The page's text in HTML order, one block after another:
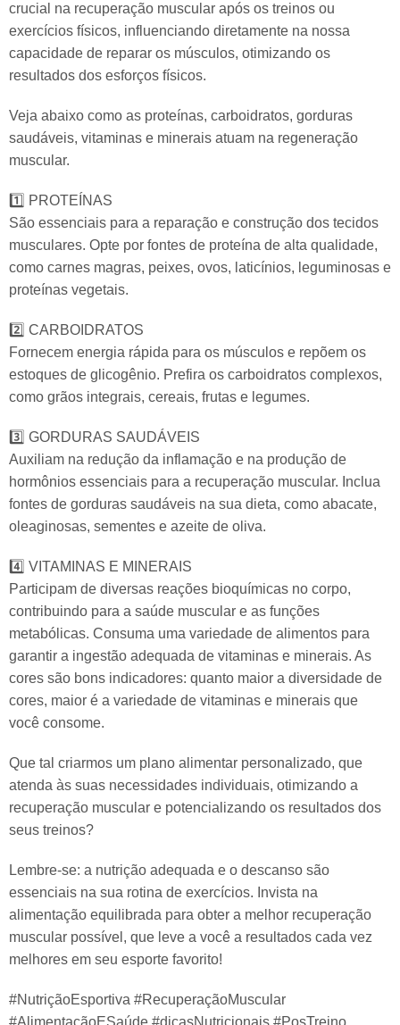
crucial na recuperação muscular após os treinos ou
exercícios físicos, influenciando diretamente na nossa
capacidade de reparar os músculos, otimizando os
resultados dos esforços físicos.
Veja abaixo como as proteínas, carboidratos, gorduras
saudáveis, vitaminas e minerais atuam na regeneração
muscular.
1️⃣ PROTEÍNAS
São essenciais para a reparação e construção dos tecidos
musculares. Opte por fontes de proteína de alta qualidade,
como carnes magras, peixes, ovos, laticínios, leguminosas e
proteínas vegetais.
2️⃣ CARBOIDRATOS
Fornecem energia rápida para os músculos e repõem os
estoques de glicogênio. Prefira os carboidratos complexos,
como grãos integrais, cereais, frutas e legumes.
3️⃣ GORDURAS SAUDÁVEIS
Auxiliam na redução da inflamação e na produção de
hormônios essenciais para a recuperação muscular. Inclua
fontes de gorduras saudáveis na sua dieta, como abacate,
oleaginosas, sementes e azeite de oliva.
4️⃣ VITAMINAS E MINERAIS
Participam de diversas reações bioquímicas no corpo,
contribuindo para a saúde muscular e as funções
metabólicas. Consuma uma variedade de alimentos para
garantir a ingestão adequada de vitaminas e minerais. As
cores são bons indicadores: quanto maior a diversidade de
cores, maior é a variedade de vitaminas e minerais que
você consome.
Que tal criarmos um plano alimentar personalizado, que
atenda às suas necessidades individuais, otimizando a
recuperação muscular e potencializando os resultados dos
seus treinos?
Lembre-se: a nutrição adequada e o descanso são
essenciais na sua rotina de exercícios. Invista na
alimentação equilibrada para obter a melhor recuperação
muscular possível, que leve a você a resultados cada vez
melhores em seu esporte favorito! ️
#NutriçãoEsportiva #RecuperaçãoMuscular
#AlimentaçãoESaúde #dicasNutricionais #PosTreino